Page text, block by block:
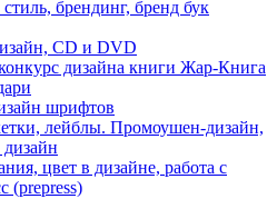
брендинг, бренд бук
СD и DVD
дизайна книги Жар-Книга
шрифтов
лейблы. Промоушен-дизайн,
цвет в дизайне, работа с
(prepress)